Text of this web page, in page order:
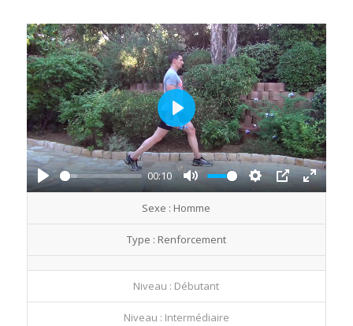
Play
00:10
Mute
Settings
PIP
Enter
Play
Sexe : Homme
Type : Renforcement
Niveau : Débutant
Niveau : Intermédiaire